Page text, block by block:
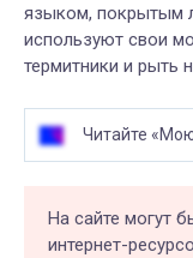
языком, покрытым
используют свои
термитники и рыть
Читайте
На сайте могут
интернет-